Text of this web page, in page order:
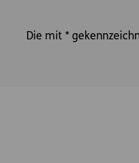
Die mit *